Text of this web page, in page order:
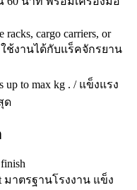
racks, cargo carriers, or
ช้งานได้กับแร็คจักรยาน
up to max kg . / แข็งแรง
ด
มาตรฐานโรงงาน แข็ง